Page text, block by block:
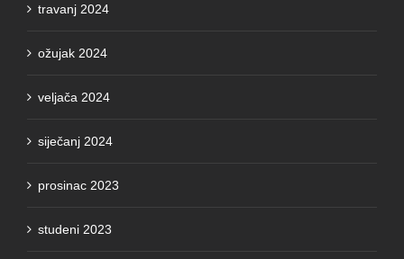
travanj 2024
ožujak 2024
veljača 2024
siječanj 2024
prosinac 2023
studeni 2023